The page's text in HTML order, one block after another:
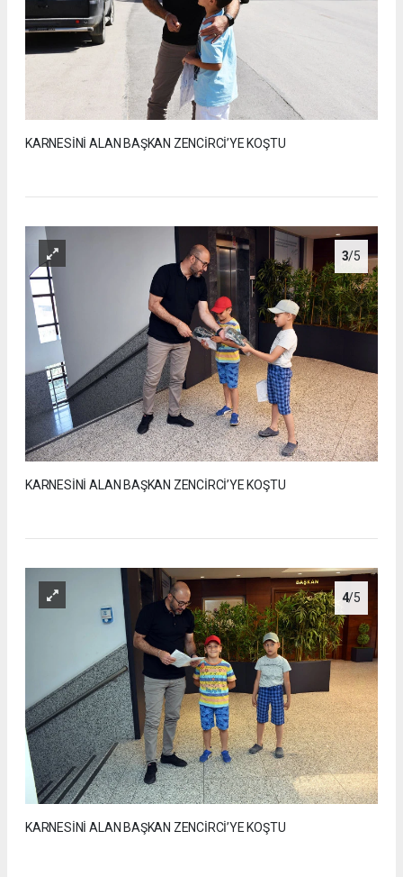
KARNESİNİ ALAN BAŞKAN ZENCİRCİ’YE KOŞTU
3/5
KARNESİNİ ALAN BAŞKAN ZENCİRCİ’YE KOŞTU
4/5
KARNESİNİ ALAN BAŞKAN ZENCİRCİ’YE KOŞTU